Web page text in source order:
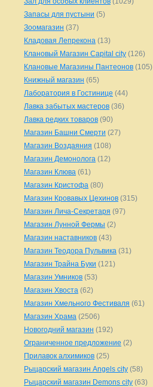
Запасы для пустыни (5)
Зоомагазин (37)
Кладовая Лепрекона (13)
Клановый Магазин Capital city (126)
Клановые Магазины Пантеонов (105)
Книжный магазин (65)
Лаборатория в Гостинице (44)
Лавка забытых мастеров (36)
Лавка редких товаров (90)
Магазин Башни Смерти (27)
Магазин Воздаяния (108)
Магазин Демонолога (12)
Магазин Клюва (61)
Магазин Кристофа (80)
Магазин Кровавых Цехинов (315)
Магазин Лича-Секретаря (97)
Магазин Лунной Фермы (2)
Магазин наставников (43)
Магазин Теодора Пульвика (31)
Магазин Трайна Буки (121)
Магазин Умников (53)
Магазин Хвоста (62)
Магазин Хмельного Фестиваля (61)
Магазин Храма (2506)
Новогодний магазин (192)
Ограниченное предложение (2)
Прилавок алхимиков (25)
Рыцарский магазин Angels city (58)
Рыцарский магазин Demons city (63)